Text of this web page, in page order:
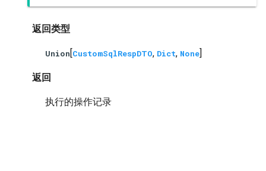
返回类型
Union[CustomSqlRespDTO, Dict, None]
返回
执行的操作记录